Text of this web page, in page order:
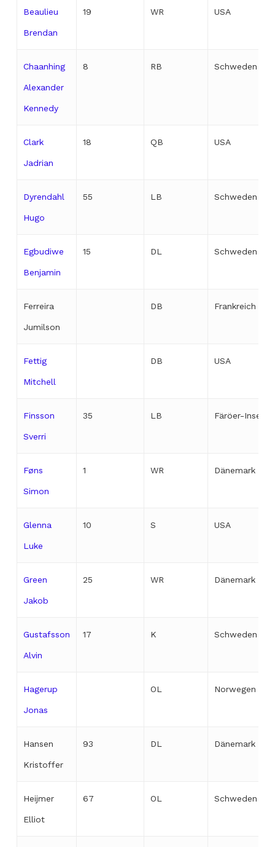
Beaulieu
Brendan
19 WR USA
Chaanhing
Alexander
Kennedy
8 RB Schweden
Clark
Jadrian
18 QB USA
Dyrendahl
Hugo
55 LB Schweden
Egbudiwe
Benjamin
15 DL Schweden
Ferreira
Jumilson
DB Frankreich
Fettig
Mitchell
DB USA
Finsson
Sverri
35 LB Färöer-Inseln
Føns
Simon
1 WR Dänemark
Glenna
Luke
10 S USA
Green
Jakob
25 WR Dänemark
Gustafsson
Alvin
17 K Schweden
Hagerup
Jonas
OL Norwegen
Hansen
Kristoffer
93 DL Dänemark
Heijmer
Elliot
67 OL Schweden